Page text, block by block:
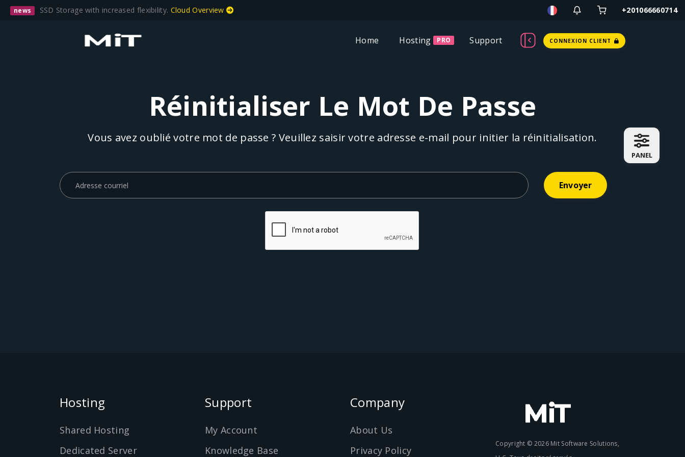
PANEL
news SSD Storage with increased flexibility. Cloud Overview +201066660714
Home Hosting PRO Support CONNEXION CLIENT
Réinitialiser Le Mot De Passe
Vous avez oublié votre mot de passe ? Veuillez saisir votre adresse e-mail pour initier la réinitialisation.
Envoyer
Hosting
Shared Hosting
Dedicated Server
Support
My Account
Knowledge Base
Company
About Us
Privacy Policy
Copyright © 2026 Mit Software Solutions,